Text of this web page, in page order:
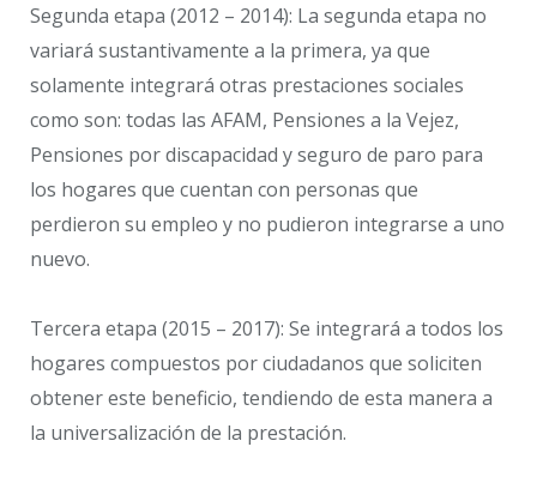
Segunda etapa (2012 – 2014): La segunda etapa no
variará sustantivamente a la primera, ya que
solamente integrará otras prestaciones sociales
como son: todas las AFAM, Pensiones a la Vejez,
Pensiones por discapacidad y seguro de paro para
los hogares que cuentan con personas que
perdieron su empleo y no pudieron integrarse a uno
nuevo.
Tercera etapa (2015 – 2017): Se integrará a todos los
hogares compuestos por ciudadanos que soliciten
obtener este beneficio, tendiendo de esta manera a
la universalización de la prestación.